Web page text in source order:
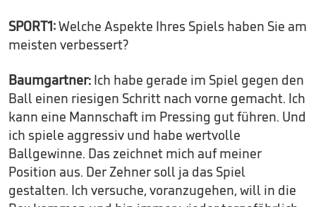
SPORT1:Welche Aspekte Ihres Spiels haben Sie am
meisten verbessert?
Baumgartner: Ich habe gerade im Spiel gegen den
Ball einen riesigen Schritt nach vorne gemacht. Ich
kann eine Mannschaft im Pressing gut führen. Und
ich spiele aggressiv und habe wertvolle
Ballgewinne. Das zeichnet mich auf meiner
Position aus. Der Zehner soll ja das Spiel
gestalten. Ich versuche, voranzugehen, will in die